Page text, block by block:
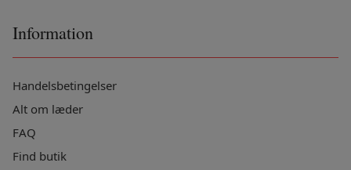
Information
Handelsbetingelser
Alt om læder
FAQ
Find butik